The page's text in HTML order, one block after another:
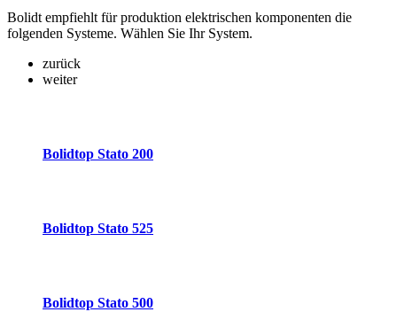
Bolidt empfiehlt für produktion elektrischen komponenten die
folgenden Systeme. Wählen Sie Ihr System.
zurück
weiter
Bolidtop Stato 200
Bolidtop Stato 525
Bolidtop Stato 500